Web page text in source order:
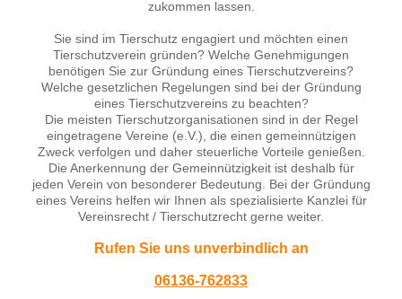
zukommen lassen.
Sie sind im Tierschutz engagiert und möchten einen
Tierschutzverein gründen? Welche Genehmigungen
benötigen Sie zur Gründung eines Tierschutzvereins?
Welche gesetzlichen Regelungen sind bei der Gründung
eines Tierschutzvereins zu beachten?
Die meisten Tierschutzorganisationen sind in der Regel
eingetragene Vereine (e.V.), die einen gemeinnützigen
Zweck verfolgen und daher steuerliche Vorteile genießen.
Die Anerkennung der Gemeinnützigkeit ist deshalb für
jeden Verein von besonderer Bedeutung. Bei der Gründung
eines Vereins helfen wir Ihnen als spezialisierte Kanzlei für
Vereinsrecht / Tierschutzrecht gerne weiter.
Rufen Sie uns unverbindlich an
06136-762833